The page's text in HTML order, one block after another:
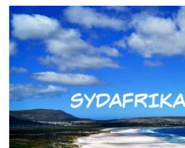
Skip
to
Main
Content